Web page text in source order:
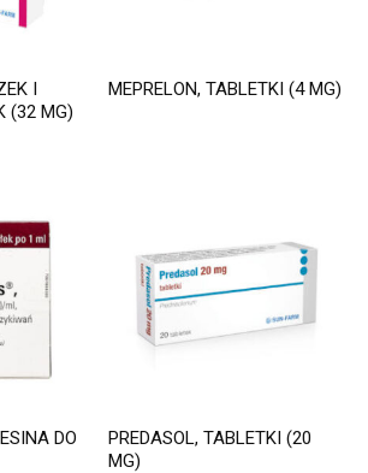
I
(32 MG)
MEPRELON, TABLETKI (4 MG)
DO
PREDASOL, TABLETKI (20
MG)